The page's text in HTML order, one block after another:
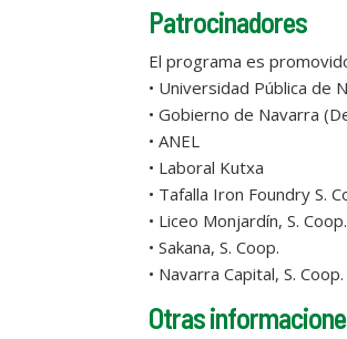
Patrocinadores
El programa es
• Universidad Pública de
• Gobierno de Navarra
• ANEL
• Laboral Kutxa
• Tafalla Iron Foundry S.
• Liceo Monjardín, S. Coop.
• Sakana, S. Coop.
• Navarra Capital, S. Coop.
Otras